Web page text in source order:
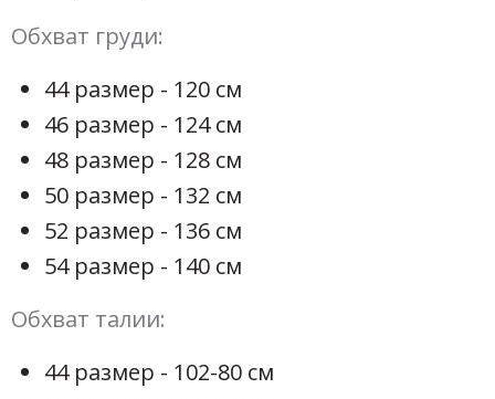
Обхват груди:
44 размер - 120 см
46 размер - 124 см
48 размер - 128 см
50 размер - 132 см
52 размер - 136 см
54 размер - 140 см
Обхват талии:
44 размер - 102-80 см